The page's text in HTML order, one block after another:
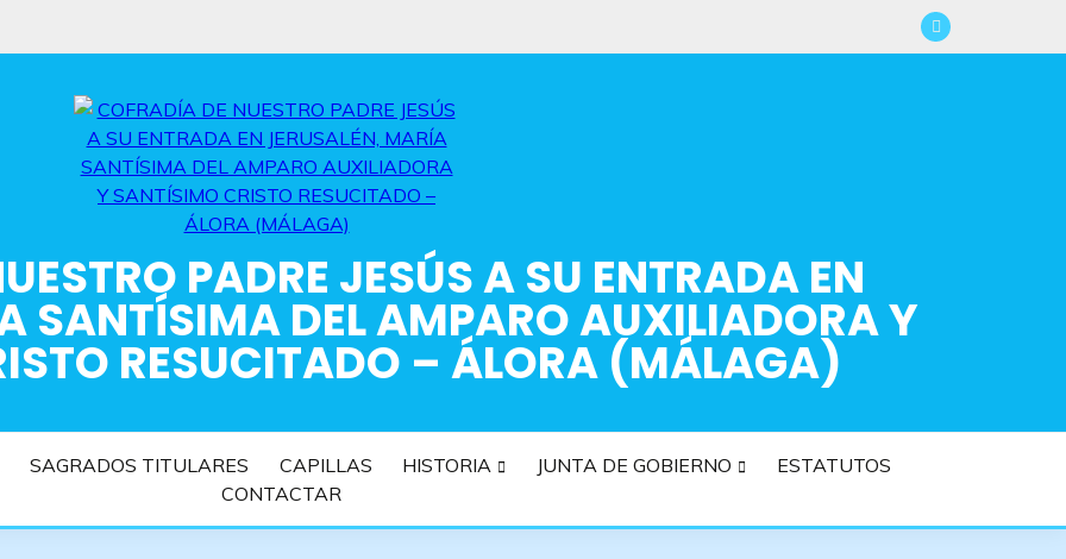
PADRE JESÚS A SU ENTRADA EN
SANTÍSIMA DEL AMPARO AUXILIADORA Y
RESUCITADO – ÁLORA (MÁLAGA)
SAGRADOS TITULARES CAPILLAS HISTORIA JUNTA DE GOBIERNO
ESTATUTOS
CONTACTAR